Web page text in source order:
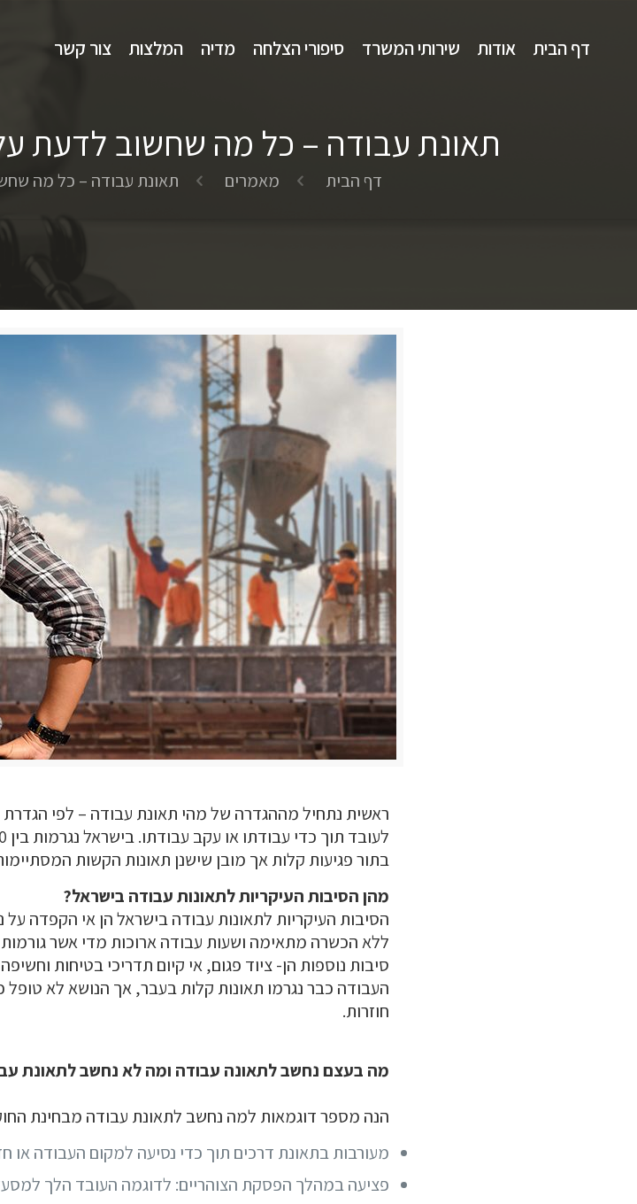
דף הבית אודות שירותי המשרד סיפורי הצלחה מדיה המלצות צור קשר
תאונת עבודה – כל מה שחשוב לדעת על
דף הבית מאמרים תאונת עבודה – כל מה
ראשית נתחיל מההגדרה של מהי תאונת עבודה – לפי
בתור פגיעות קלות אך מובן שישנן תאונות הקשות
מהן הסיבות העיקריות לתאונות עבודה בישראל?
הסיבות העיקריות לתאונות עבודה בישראל הן אי הקפדה
ללא הכשרה מתאימה ושעות עבודה ארוכות מדי אשר גורמות
סיבות נוספות הן- ציוד פגום, אי קיום תדריכי בטיחות
העבודה כבר נגרמו תאונות קלות בעבר, אך הנושא לא טופל
חוזרות.
מה בעצם נחשב לתאונה עבודה ומה לא נחשב לתאונת
הנה מספר דוגמאות למה נחשב לתאונת עבודה מבחינת
מעורבות בתאונת דרכים תוך כדי נסיעה למקום העבודה או
פציעה במהלך הפסקת הצוהריים: לדוגמה העובד הלך